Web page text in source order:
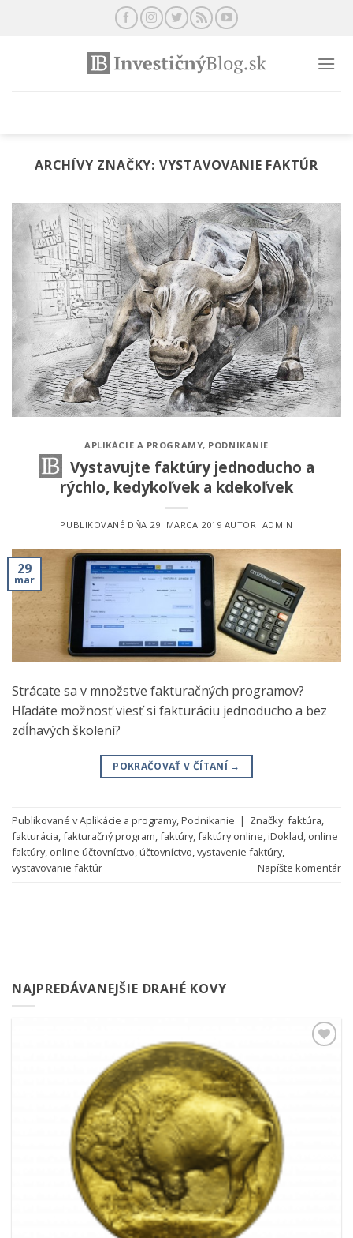
ARCHÍVY ZNAČKY: VYSTAVOVANIE FAKTÚR
APLIKÁCIE A PROGRAMY, PODNIKANIE
Vystavujte faktúry jednoducho a
rýchlo, kedykoľvek a kdekoľvek
PUBLIKOVANÉ DŇA 29. MARCA 2019 AUTOR: ADMIN
29
mar
Strácate sa v množstve fakturačných programov?
Hľadáte možnosť viesť si fakturáciu jednoducho a bez
zdĺhavých školení?
POKRAČOVAŤ V ČÍTANÍ →
Publikované vAplikácie a programy,Podnikanie | Značky: faktúra,
fakturácia,fakturačný program,faktúry,faktúry online,iDoklad, online
faktúry, online účtovníctvo,účtovníctvo,vystavenie faktúry,
vystavovanie faktúr
Napíšte komentár
NAJPREDÁVANEJŠIE DRAHÉ KOVY